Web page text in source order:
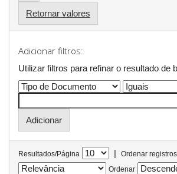
Retornar valores
Adicionar filtros:
Utilizar filtros para refinar o resultado de
Resultados/Página |
Ordenar
Ordenar